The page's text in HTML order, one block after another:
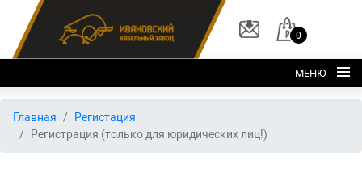
0
МЕНЮ
Главная
О заводе
Главная
Регистация
Регистрация (только для юридических лиц!)